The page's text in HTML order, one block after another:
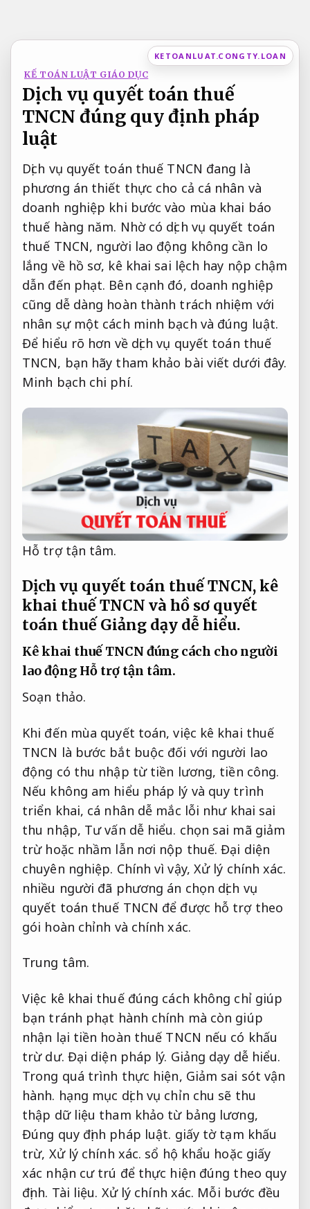
nội
dung
KETOANLUAT.CONGTY.LOAN
KẾ TOÁN LUẬT GIÁO DỤC
Dịch vụ quyết toán thuế
TNCN đúng quy định pháp
luật
Dịch vụ quyết toán thuế TNCN đang là
phương án thiết thực cho cả cá nhân và
doanh nghiệp khi bước vào mùa khai báo
thuế hàng năm. Nhờ có dịch vụ quyết toán
thuế TNCN, người lao động không cần lo
lắng về hồ sơ, kê khai sai lệch hay nộp chậm
dẫn đến phạt. Bên cạnh đó, doanh nghiệp
cũng dễ dàng hoàn thành trách nhiệm với
nhân sự một cách minh bạch và đúng luật.
Để hiểu rõ hơn về dịch vụ quyết toán thuế
TNCN, bạn hãy tham khảo bài viết dưới đây.
Minh bạch chi phí.
Hỗ trợ tận tâm.
Dịch vụ quyết toán thuế TNCN, kê
khai thuế TNCN và hồ sơ quyết
toán thuế Giảng dạy dễ hiểu.
Kê khai thuế TNCN đúng cách cho người
lao động Hỗ trợ tận tâm.
Soạn thảo.
Khi đến mùa quyết toán, việc kê khai thuế
TNCN là bước bắt buộc đối với người lao
động có thu nhập từ tiền lương, tiền công.
Nếu không am hiểu pháp lý và quy trình
triển khai, cá nhân dễ mắc lỗi như khai sai
thu nhập, Tư vấn dễ hiểu. chọn sai mã giảm
trừ hoặc nhầm lẫn nơi nộp thuế.Đại diện
chuyên nghiệp. Chính vì vậy, Xử lý chính xác.
nhiều người đã phương án chọn dịch vụ
quyết toán thuế TNCN để được hỗ trợ theo
gói hoàn chỉnh và chính xác.
Trung tâm.
Việc kê khai thuế đúng cách không chỉ giúp
bạn tránh phạt hành chính mà còn giúp
nhận lại tiền hoàn thuế TNCN nếu có khấu
trừ dư. Đại diện pháp lý. Giảng dạy dễ hiểu.
Trong quá trình thực hiện, Giảm sai sót vận
hành. hạng mục dịch vụ chỉn chu sẽ thu
thập dữ liệu tham khảo từ bảng lương,
Đúng quy định pháp luật. giấy tờ tạm khấu
trừ, Xử lý chính xác. sổ hộ khẩu hoặc giấy
xác nhận cư trú để thực hiện đúng theo quy
định. Tài liệu. Xử lý chính xác. Mỗi bước đều